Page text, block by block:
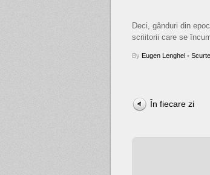
Deci, gânduri din
scriitorii care se
By Eugen Lenghel • Scurte
În fiecare zi